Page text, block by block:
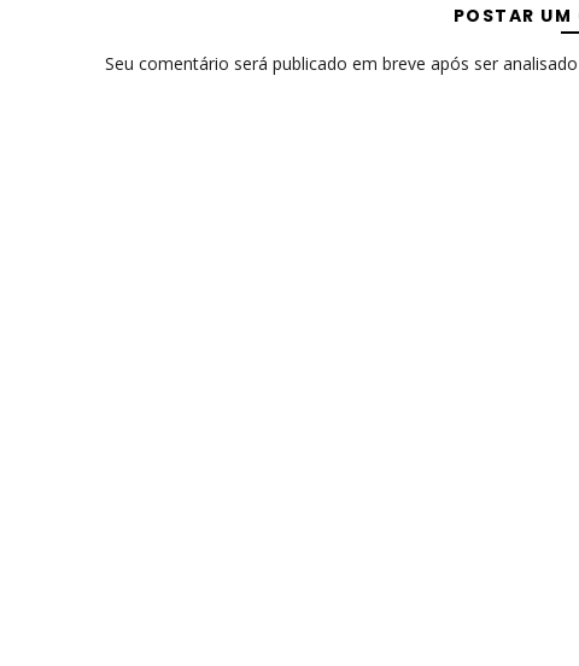
POSTAR
Seu comentário será publicado em breve após ser